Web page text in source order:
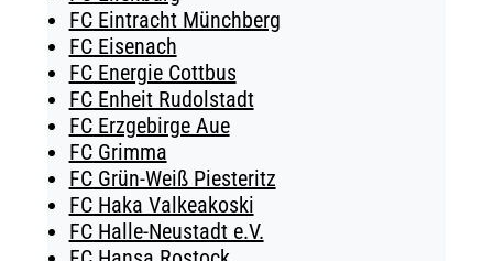
FC Eintracht Münchberg
FC Eisenach
FC Energie Cottbus
FC Enheit Rudolstadt
FC Erzgebirge Aue
FC Grimma
FC Grün-Weiß Piesteritz
FC Haka Valkeakoski
FC Halle-Neustadt e.V.